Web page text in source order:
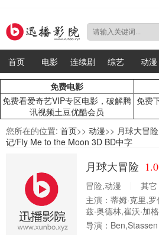
首页 电影 连续剧 综艺 动漫
免费电影
免费看爱奇艺VIP专区电影，破解腾
讯视频土豆优酷会员
免费
您所在的位置: 首页>> 动漫>> 月球大冒
记/Fly Me to the Moon 3D BD中字
月球大冒险 1.0
冒险,动漫 其它
主演： 蒂姆·克里,
兹·奥德林,崔沃·加
导演： Ben,Stassen